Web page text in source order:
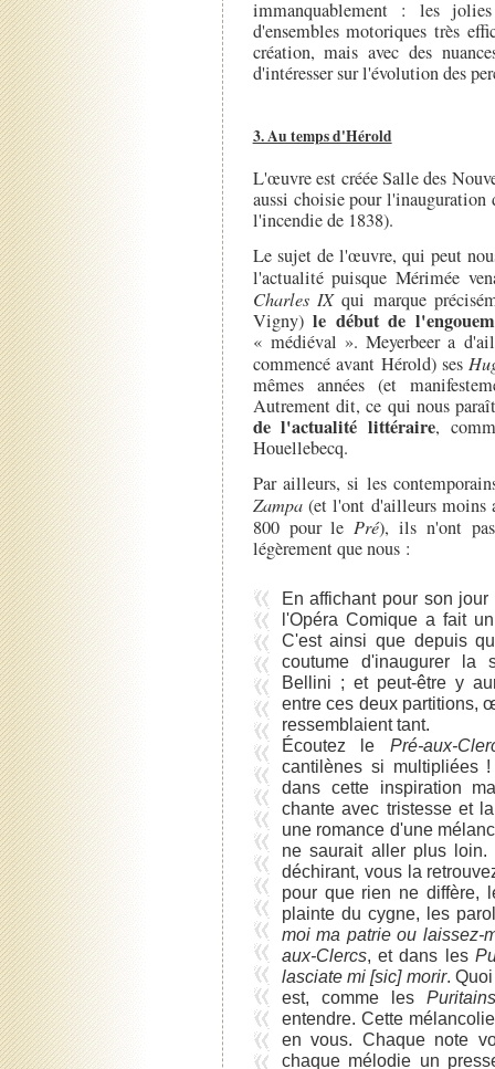
immanquablement : les
d'ensembles motoriques très
création, mais avec des
d'intéresser sur l'évolution des
3. Au temps d'Hérold
L'œuvre est créée Salle des
aussi choisie pour l'inauguration
l'incendie de 1838).
Le sujet de l'œuvre, qui peut
l'actualité puisque Mérimée
Charles IXqui marque
Vigny)le début de
« médiéval ». Meyerbeer a
commencé avant Hérold) ses
mêmes années (et
Autrement dit, ce qui nous
de l'actualité littéraire,
Houellebecq.
Par ailleurs, si les
Zampa(et l'ont d'ailleurs moins
800 pour lePré), ils n'ont
légèrement que nous :
En affichant pour son
l'Opéra Comique a fait
C'est ainsi que depuis
coutume d'inaugurer
Bellini ; et peut-être y
entre ces deux partitions,
ressemblaient tant.
Écoutez le Pré-aux-
cantilènes si multipliées
dans cette inspiration
chante avec tristesse et
une romance d'une
ne saurait aller plus
déchirant, vous la
pour que rien ne diffère,
plainte du cygne, les
moi ma patrie ou laissez-
aux-Clercs, et dans les
lasciate mi [sic] morir.
est, comme les Puritains
entendre. Cette
en vous. Chaque note
chaque mélodie un